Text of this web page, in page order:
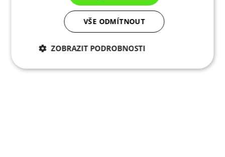
Vzpomněli jste si?Přihlaste se
VŠE ODMÍTNOUT
ZOBRAZIT PODROBNOSTI
Nezbytně nutné
Analytické